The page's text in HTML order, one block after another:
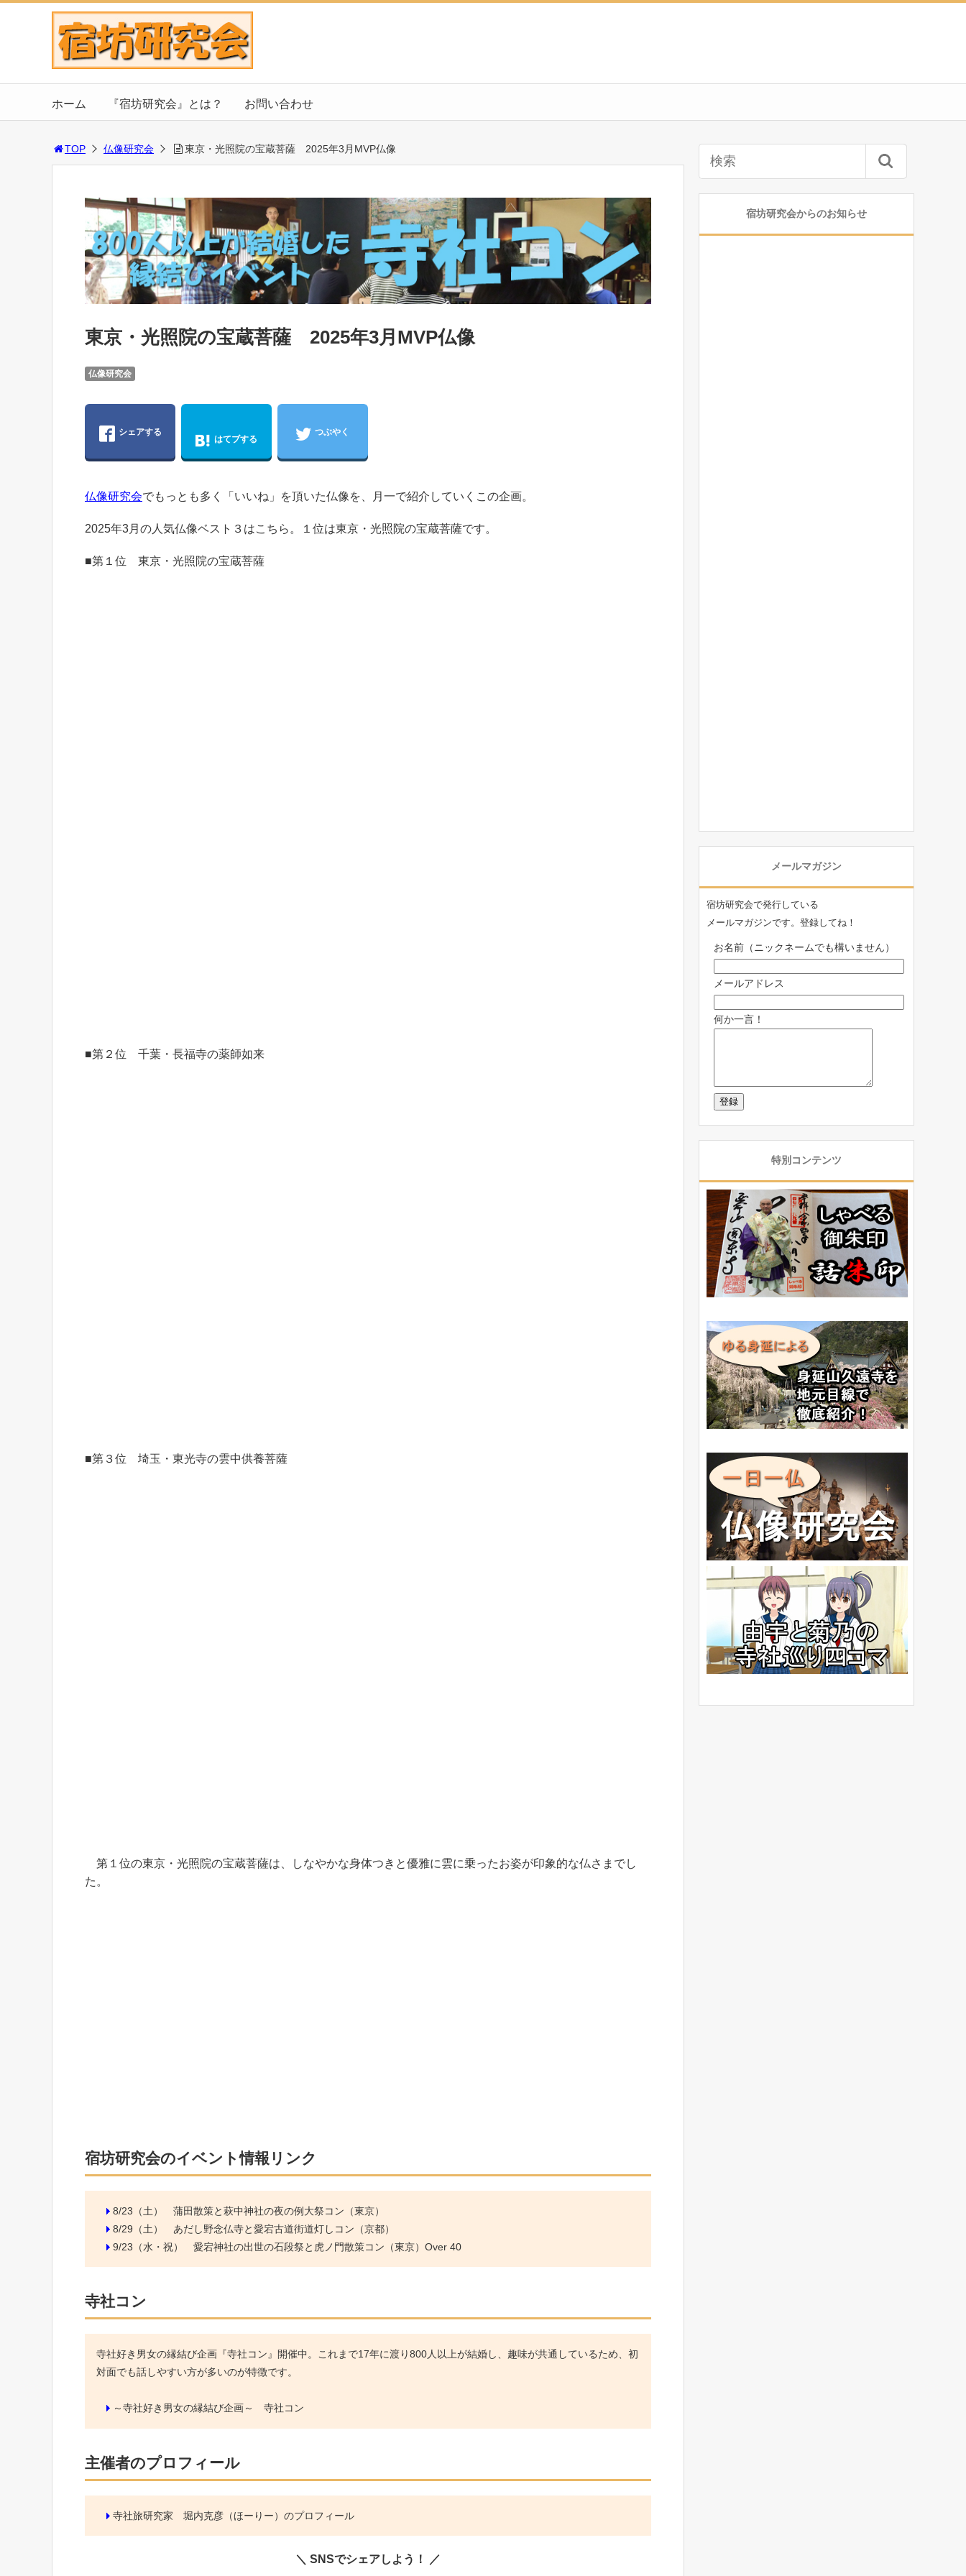
ホーム 『宿坊研究会』とは？ お問い合わせ
TOP 仏像研究会 東京・光照院の宝蔵菩薩 2025年3月MVP仏像
東京・光照院の宝蔵菩薩 2025年3月MVP仏像
仏像研究会
シェアする
はてブする
つぶやく
仏像研究会でもっとも多く「いいね」を頂いた仏像を、月一で紹介していくこの企画。
2025年3月の人気仏像ベスト３はこちら。１位は東京・光照院の宝蔵菩薩です。
■第１位 東京・光照院の宝蔵菩薩
■第２位 千葉・長福寺の薬師如来
■第３位 埼玉・東光寺の雲中供養菩薩
第１位の東京・光照院の宝蔵菩薩は、しなやかな身体つきと優雅に雲に乗ったお姿が印象的な仏さまでし
た。
宿坊研究会のイベント情報リンク
8/23（土） 蒲田散策と萩中神社の夜の例大祭コン（東京）
8/29（土） あだし野念仏寺と愛宕古道街道灯しコン（京都）
9/23（水・祝） 愛宕神社の出世の石段祭と虎ノ門散策コン（東京）Over 40
寺社コン
寺社好き男女の縁結び企画『寺社コン』開催中。これまで17年に渡り800人以上が結婚し、趣味が共通しているため、初
対面でも話しやすい方が多いのが特徴です。
～寺社好き男女の縁結び企画～ 寺社コン
主催者のプロフィール
寺社旅研究家 堀内克彦（ほーりー）のプロフィール
＼ SNSでシェアしよう！ ／
宿坊研究会からのお知らせ
メールマガジン
宿坊研究会で発行している
メールマガジンです。登録してね！
お名前（ニックネームでも構いません）
メールアドレス
何か一言！
特別コンテンツ